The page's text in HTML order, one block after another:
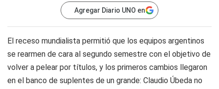
Agregar Diario UNO en
El receso mundialista permitió que los equipos argentinos
se rearmen de cara al segundo semestre con el objetivo de
volver a pelear por títulos, y los primeros cambios llegaron
en el banco de suplentes de un grande: Claudio Úbeda no